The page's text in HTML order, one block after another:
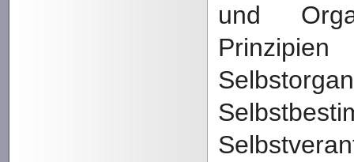
und